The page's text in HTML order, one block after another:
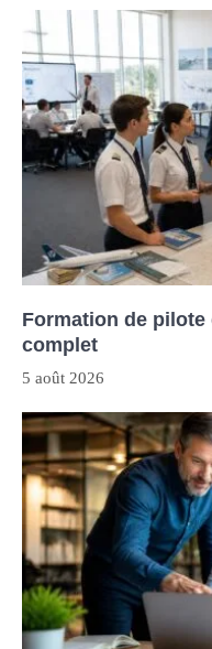
Formation de
complet
5 août 2026